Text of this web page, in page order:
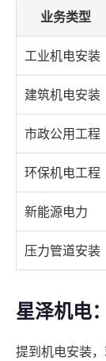
业务类型
工业机电安装
建筑机电安装
市政公用工程
环保机电工程
新能源电力
压力管道安装
星泽机电
提到机电安装